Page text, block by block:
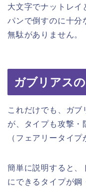
大文字でナットレイ
パンで倒すのに十分
無駄がありません。
ガブリアス
これだけでも、ガブ
が、タイプも攻撃・
（フェアリータイプ
簡単に説明すると、
にできるタイプが鋼